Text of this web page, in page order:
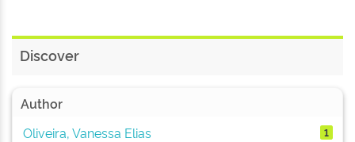
Discover
Author
Oliveira, Vanessa Elias
1